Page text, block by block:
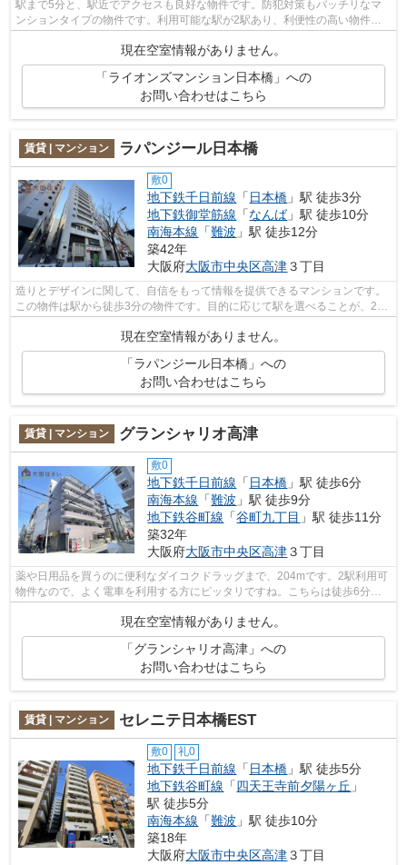
駅まで5分と、駅近でアクセスも良好な物件です。防犯対策もバッチリなマ
ンションタイプの物件です。利用可能な駅が2駅あり、利便性の高い物件で
現在空室情報がありません。
「ライオンズマンション日本橋」への
お問い合わせはこちら
賃貸 | マンション ラパンジール日本橋
敷0
地下鉄千日前線 「 日本橋 」駅 徒歩3分
地下鉄御堂筋線 「なんば」駅 徒歩10分
南海本線 「難波 」駅 徒歩12分
築42年
大阪府大阪市中央区高津３丁目
造りとデザインに関して、自信をもって情報を提供できるマンションです。
この物件は駅から徒歩3分の物件です。目的に応じて駅を選べることが、2駅
利用できるこの物件のメリットです。...
現在空室情報がありません。
「ラパンジール日本橋」への
お問い合わせはこちら
賃貸 | マンション グランシャリオ高津
敷0
地下鉄千日前線 「 日本橋 」駅 徒歩6分
南海本線 「難波 」駅 徒歩9分
地下鉄谷町線 「谷町九丁目 」駅 徒歩11分
築32年
大阪府大阪市中央区高津３丁目
薬や日用品を買うのに便利なダイコクドラッグまで、204mです。2駅利用可
物件なので、よく電車を利用する方にピッタリですね。こちらは徒歩6分に
現在空室情報がありません。
「グランシャリオ高津」への
お問い合わせはこちら
賃貸 | マンション セレニテ日本橋EST
敷0 礼0
地下鉄千日前線 「 日本橋 」駅 徒歩5分
地下鉄谷町線 「四天王寺前夕陽ヶ丘 」
駅 徒歩5分
南海本線 「難波 」駅 徒歩10分
築18年
大阪府大阪市中央区高津３丁目